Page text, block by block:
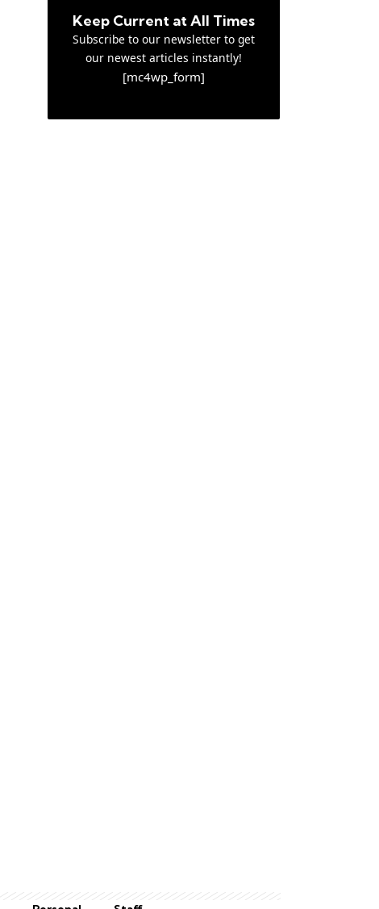
Keep Current at All Times
Subscribe to our newsletter to get
our newest articles instantly!
[mc4wp_form]